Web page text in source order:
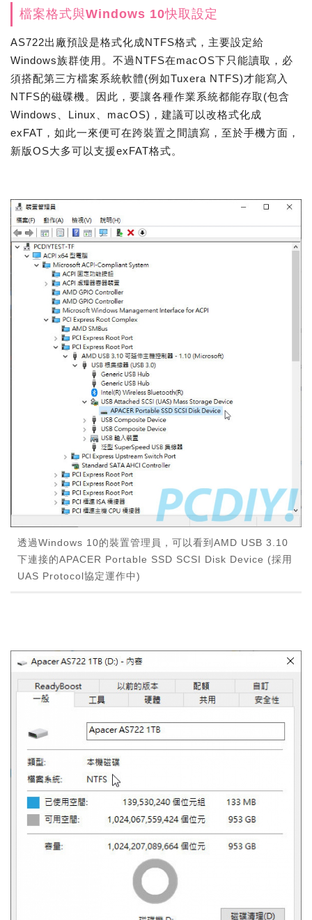
檔案格式與Windows 10快取設定
AS722出廠預設是格式化成NTFS格式，主要設定給
Windows族群使用。不過NTFS在macOS下只能讀取，必
須搭配第三方檔案系統軟體(例如Tuxera NTFS)才能寫入
NTFS的磁碟機。因此，要讓各種作業系統都能存取(包含
Windows、Linux、macOS)，建議可以改格式化成
exFAT，如此一來便可在跨裝置之間讀寫，至於手機方面，
新版OS大多可以支援exFAT格式。
透過Windows 10的裝置管理員，可以看到AMD USB 3.10
下連接的APACER Portable SSD SCSI Disk Device (採用
UAS Protocol協定運作中)